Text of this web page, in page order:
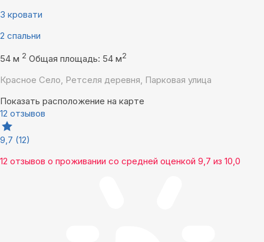
3 кровати
2 спальни
54 м 2 Общая площадь: 54 м2
Красное Село, Ретселя деревня, Парковая улица
Показать расположение на карте
12 отзывов
9,7 (12)
12 отзывов о проживании со средней оценкой 9,7 из 10,0